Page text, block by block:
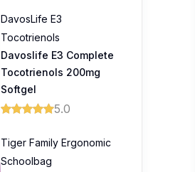
DavosLife E3
Tocotrienols
Davoslife E3 Complete
Tocotrienols 200mg
Softgel
5.0
Tiger Family Ergonomic
Schoolbag